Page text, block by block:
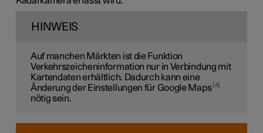
HINWEIS
Auf manchen Märkten ist die Funktion
Verkehrszeicheninformation nur in Verbindung mit
Kartendaten erhältlich. Dadurch kann eine
Änderung der Einstellungen für Google Maps 4
nötig sein.